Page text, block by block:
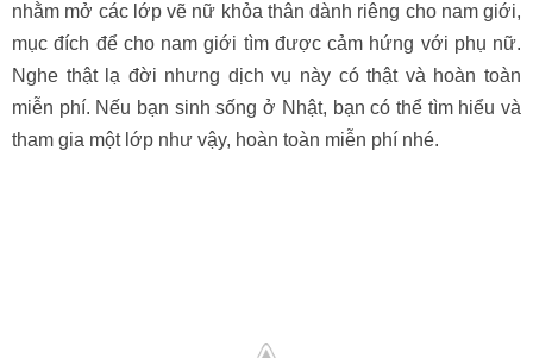
nhằm mở các lớp vẽ nữ khỏa thân dành riêng cho nam giới,
mục đích để cho nam giới tìm được cảm hứng với phụ nữ.
Nghe thật lạ đời nhưng dịch vụ này có thật và hoàn toàn
miễn phí. Nếu bạn sinh sống ở Nhật, bạn có thể tìm hiểu và
tham gia một lớp như vậy, hoàn toàn miễn phí nhé.